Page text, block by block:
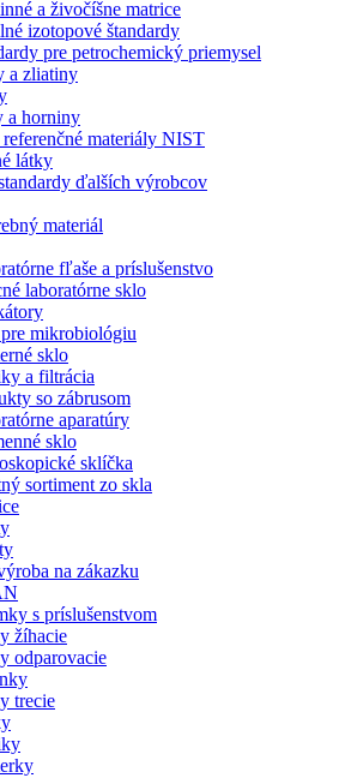
a živočíšne matrice
izotopové štandardy
pre petrochemický priemysel
a zliatiny
a horniny
referenčné materiály NIST
látky
ďalších výrobcov
materiál
fľaše a príslušenstvo
laboratórne sklo
mikrobiológiu
sklo
a filtrácia
so zábrusom
aparatúry
sklo
sklíčka
sortiment zo skla
na zákazku
s príslušenstvom
žíhacie
odparovacie
trecie